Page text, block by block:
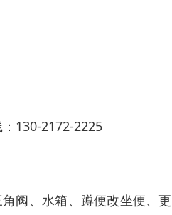
130-2172-2225
阀、水箱、蹲便改坐便、